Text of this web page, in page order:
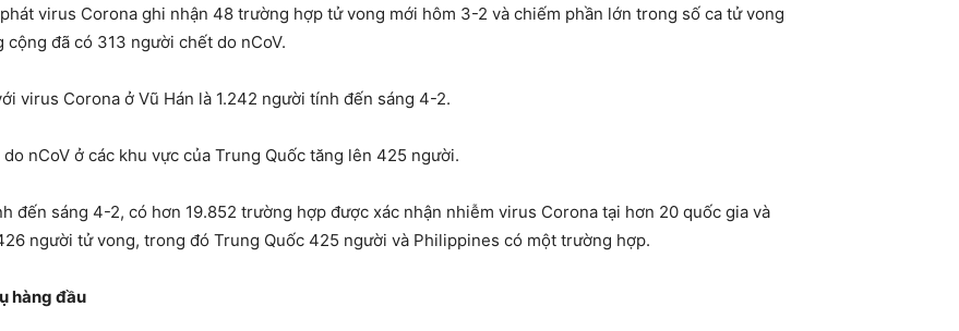
virus Corona ghi nhận 48 trường hợp tử vong mới hôm 3-2 và chiếm phần lớn trong số ca tử vong
đã có 313 người chết do nCoV.
virus Corona ở Vũ Hán là 1.242 người tính đến sáng 4-2.
nCoV ở các khu vực của Trung Quốc tăng lên 425 người.
đến sáng 4-2, có hơn 19.852 trường hợp được xác nhận nhiễm virus Corona tại hơn 20 quốc gia và
người tử vong, trong đó Trung Quốc 425 người và Philippines có một trường hợp.
hàng đầu